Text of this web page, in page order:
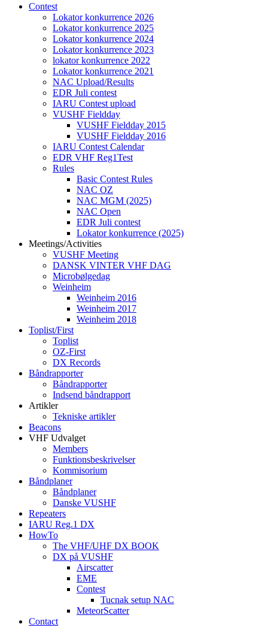
Contest
Lokator konkurrence 2026
Lokator konkurrence 2025
Lokator konkurrence 2024
Lokator konkurrence 2023
lokator konkurrence 2022
Lokator konkurrence 2021
NAC Upload/Results
EDR Juli contest
IARU Contest upload
VUSHF Fieldday
VUSHF Fieldday 2015
VUSHF Fieldday 2016
IARU Contest Calendar
EDR VHF Reg1Test
Rules
Basic Contest Rules
NAC OZ
NAC MGM (2025)
NAC Open
EDR Juli contest
Lokator konkurrence (2025)
Meetings/Activities
VUSHF Meeting
DANSK VINTER VHF DAG
Microbølgedag
Weinheim
Weinheim 2016
Weinheim 2017
Weinheim 2018
Toplist/First
Toplist
OZ-First
DX Records
Båndrapporter
Båndrapporter
Indsend båndrapport
Artikler
Tekniske artikler
Beacons
VHF Udvalget
Members
Funktionsbeskrivelser
Kommisorium
Båndplaner
Båndplaner
Danske VUSHF
Repeaters
IARU Reg.1 DX
HowTo
The VHF/UHF DX BOOK
DX på VUSHF
Airscatter
EME
Contest
Tucnak setup NAC
MeteorScatter
Contact